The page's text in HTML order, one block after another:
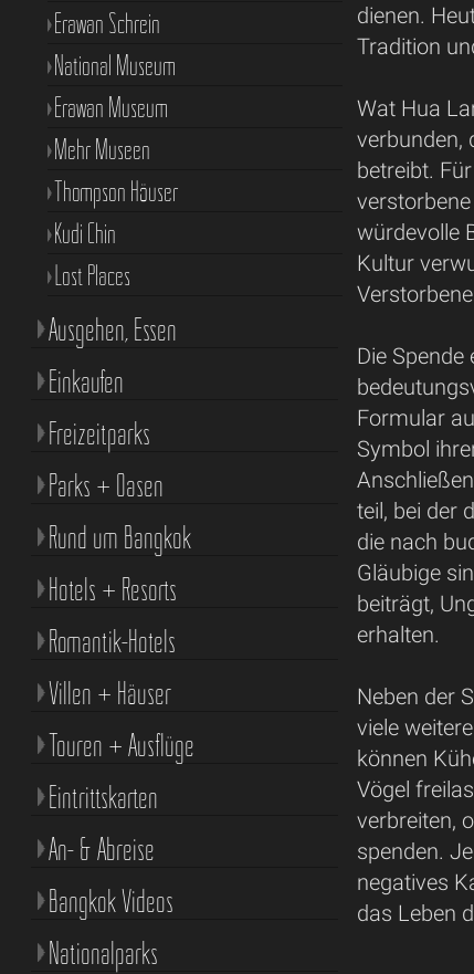
dienen.
Tradition
Wat Hua
verbunden,
betreibt.
würdevolle
Kultur
Die
Formular
Symbol
teil, bei der
die nach
Gläubige
beiträgt,
erhalten.
Neben der
viele
können
Vögel
verbreiten,
spenden.
negatives
das Leben
Erawan Schrein
National Museum
Erawan Museum
Mehr Museen
Thompson Häuser
Kudi Chin
Lost Places
Ausgehen, Essen
Einkaufen
Freizeitparks
Parks + Oasen
Rund um Bangkok
Hotels + Resorts
Romantik-Hotels
Villen + Häuser
Touren + Ausflüge
Eintrittskarten
An- & Abreise
Bangkok Videos
Nationalparks